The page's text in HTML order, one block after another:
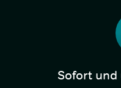
Sofort und